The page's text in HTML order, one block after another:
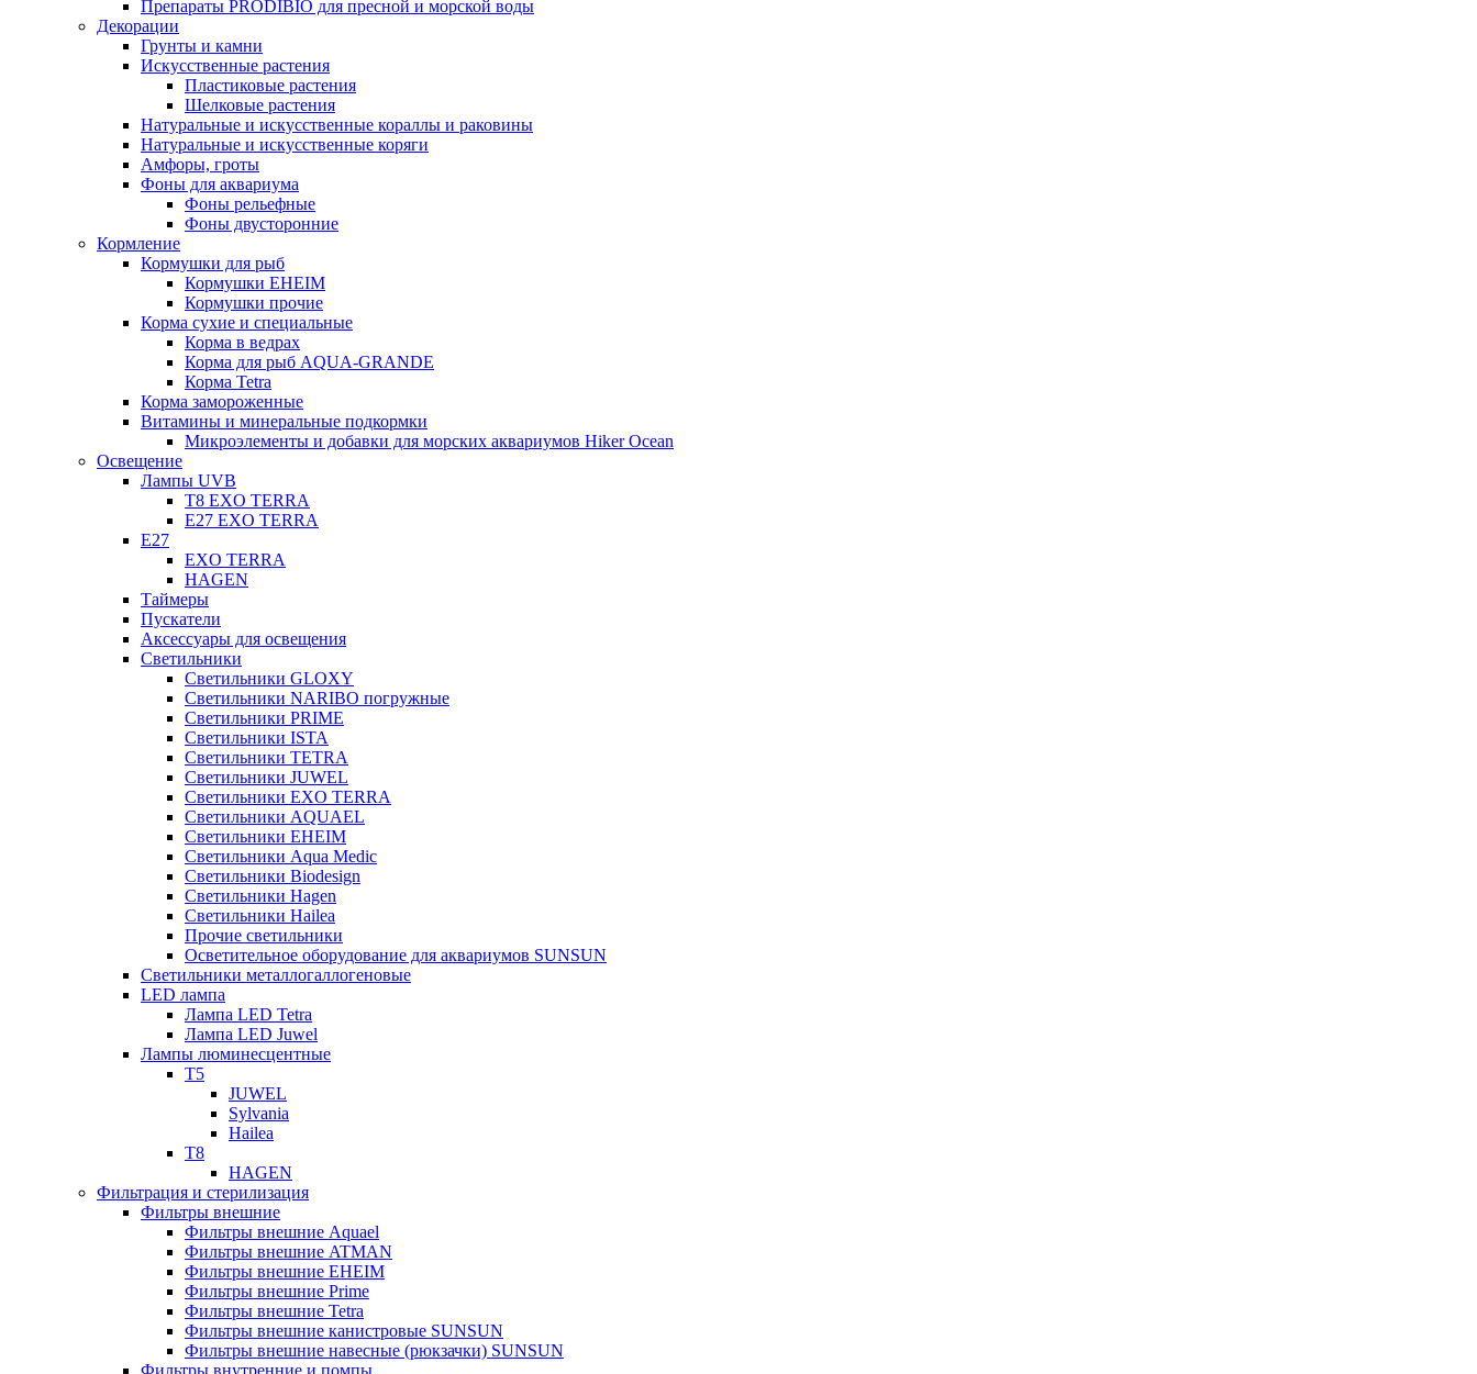
Препараты PRODIBIO для пресной и морской воды
Декорации
Грунты и камни
Искусственные растения
Пластиковые растения
Шелковые растения
Натуральные и искусственные кораллы и раковины
Натуральные и искусственные коряги
Амфоры, гроты
Фоны для аквариума
Фоны рельефные
Фоны двусторонние
Кормление
Кормушки для рыб
Кормушки EHEIM
Кормушки прочие
Корма сухие и специальные
Корма в ведрах
Корма для рыб AQUA-GRANDE
Корма Tetra
Корма замороженные
Витамины и минеральные подкормки
Микроэлементы и добавки для морских аквариумов Hiker Ocean
Освещение
Лампы UVB
Т8 EXO TERRA
Е27 EXO TERRA
Е27
EXO TERRA
HAGEN
Таймеры
Пускатели
Аксессуары для освещения
Светильники
Светильники GLOXY
Светильники NARIBO погружные
Светильники PRIME
Светильники ISTA
Светильники TETRA
Светильники JUWEL
Светильники EXO TERRA
Светильники AQUAEL
Светильники EHEIM
Светильники Aqua Medic
Светильники Biodesign
Светильники Hagen
Светильники Hailea
Прочие светильники
Осветительное оборудование для аквариумов SUNSUN
Светильники металлогаллогеновые
LED лампа
Лампа LED Tetra
Лампа LED Juwel
Лампы люминесцентные
T5
JUWEL
Sylvania
Hailea
T8
HAGEN
Фильтрация и стерилизация
Фильтры внешние
Фильтры внешние Aquael
Фильтры внешние ATMAN
Фильтры внешние EHEIM
Фильтры внешние Prime
Фильтры внешние Tetra
Фильтры внешние канистровые SUNSUN
Фильтры внешние навесные (рюкзачки) SUNSUN
Фильтры внутренние и помпы